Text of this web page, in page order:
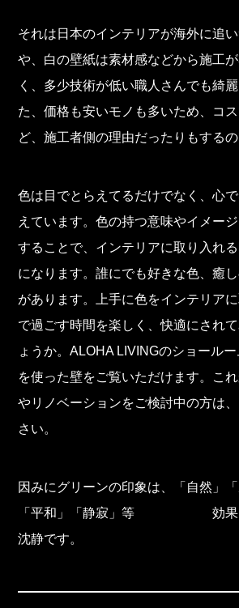
それは日本のインテリアが海外に追
や、白の壁紙は素材感などから施工
く、多少技術が低い職人さんでも綺
た、価格も安いモノも多いため、コ
ど、施工者側の理由だったりもするの
色は目でとらえてるだけでなく、心
えています。色の持つ意味やイメー
することで、インテリアに取り入れ
になります。誰にでも好きな色、癒
があります。上手に色をインテリア
で過ごす時間を楽しく、快適にされ
ょうか。ALOHA LIVINGのショール
を使った壁をご覧いただけます。こ
やリノベーションをご検討中の方は
さい。
因みにグリーンの印象は、「自然」「
「平和」「静寂」等 効果は
沈静です。